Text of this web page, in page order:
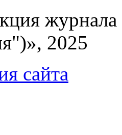
2025
сайта